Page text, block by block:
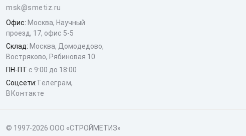
msk@smetiz.ru
Офис: Москва, Научный
проезд, 17, офис 5-5
Склад: Москва, Домодедово,
Востряково, Рябиновая 10
ПН-ПТ с 9:00 до 18:00
Соцсети:Телеграм,
ВКонтакте
© 1997-2026 ООО «СТРОЙМЕТИЗ»